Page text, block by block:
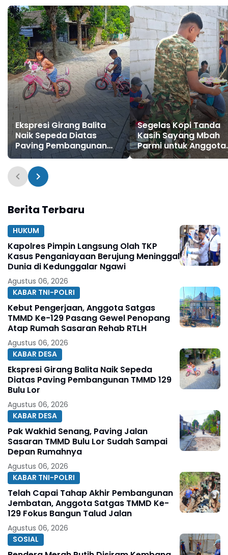
Ekspresi Girang Balita
Naik Sepeda Diatas
Paving Pembangunan
TMMD 129 Bulu Lor
Segelas Kopi Tanda
Kasih Sayang Mbah
Parmi untuk Anggota
Satgas TMMD Ke-129
Berita Terbaru
HUKUM
Kapolres Pimpin Langsung Olah TKP
Kasus Penganiayaan Berujung Meninggal
Dunia di Kedunggalar Ngawi
Agustus 06, 2026
KABAR TNI-POLRI
Kebut Pengerjaan, Anggota Satgas
TMMD Ke-129 Pasang Gewel Penopang
Atap Rumah Sasaran Rehab RTLH
Agustus 06, 2026
KABAR DESA
Ekspresi Girang Balita Naik Sepeda
Diatas Paving Pembangunan TMMD 129
Bulu Lor
Agustus 06, 2026
KABAR DESA
Pak Wakhid Senang, Paving Jalan
Sasaran TMMD Bulu Lor Sudah Sampai
Depan Rumahnya
Agustus 06, 2026
KABAR TNI-POLRI
Telah Capai Tahap Akhir Pembangunan
Jembatan, Anggota Satgas TMMD Ke-
129 Fokus Bangun Talud Jalan
Agustus 06, 2026
SOSIAL